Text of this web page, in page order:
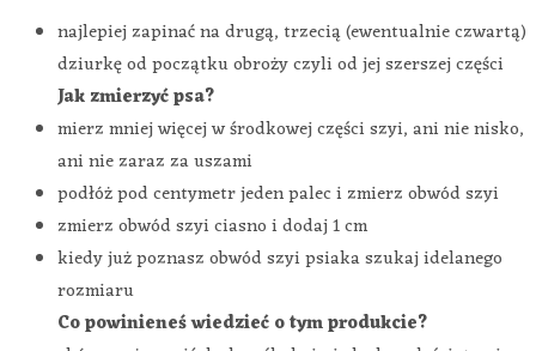
najlepiej zapinać na drugą, trzecią (ewentualnie czwartą)
dziurkę od początku obroży czyli od jej szerszej części
Jak zmierzyć psa?
mierz mniej więcej w środkowej części szyi, ani nie nisko,
ani nie zaraz za uszami
podłóż pod centymetr jeden palec i zmierz obwód szyi
zmierz obwód szyi ciasno i dodaj 1 cm
kiedy już poznasz obwód szyi psiaka szukaj idelanego
rozmiaru
Co powinieneś wiedzieć o tym produkcie?